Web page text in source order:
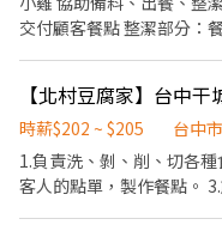
有完善的福利制度，加班
出 ▪計畫拓展全台灣，讓
成為頂尖品牌
都有機會接觸學習 尤其是
餐飲業中發光發熱✨ 我們不只是端端盤子而已 只要有經驗就知道我
們在做什麼 ～沒有經驗者
搜尋「eatingtw」
交付顧客餐點 整潔部分：
【北村豆腐家】台中
時薪$202 ~ $205
台中
1.負責洗、剝、削、切各
客人的點單，製作餐點。